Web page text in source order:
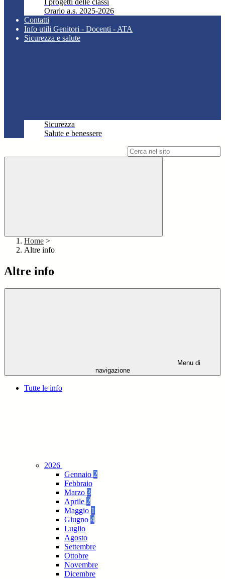
I progetti delle classi
Orario a.s. 2025-2026
Contatti
Info utili Genitori - Docenti - ATA
Sicurezza e salute
Sicurezza
Salute e benessere
Home >
Altre info
Altre info
Menu di
navigazione
Tutte le info
2026
Gennaio 2
Febbraio
Marzo 3
Aprile 2
Maggio 1
Giugno 4
Luglio
Agosto
Settembre
Ottobre
Novembre
Dicembre